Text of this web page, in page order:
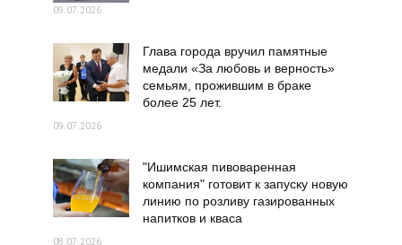
09.07.2026
Глава города вручил памятные
медали «За любовь и верность»
семьям, прожившим в браке
более 25 лет.
09.07.2026
"Ишимская пивоваренная
компания" готовит к запуску новую
линию по розливу газированных
напитков и кваса
08.07.2026